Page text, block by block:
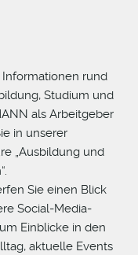
rund
Studium und
als Arbeitgeber
in unserer
„Ausbildung und
Sie einen Blick
Social-Media-
Einblicke in den
aktuelle Events